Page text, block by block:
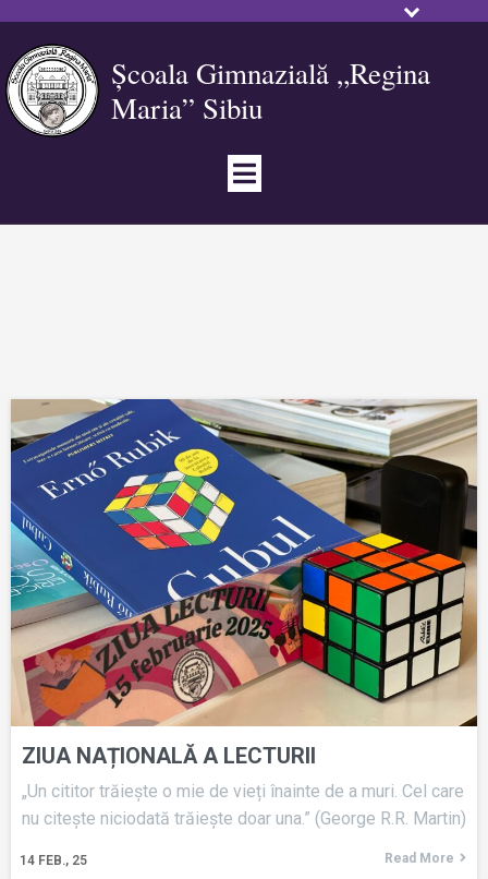
Școala Gimnazială „Regina
Maria” Sibiu
ZIUA NAȚIONALĂ A LECTURII
14 FEB., 25
„Un cititor trăiește o mie de vieți înainte de a muri. Cel care
nu citește niciodată trăiește doar una.” (George R.R. Martin)
Read More